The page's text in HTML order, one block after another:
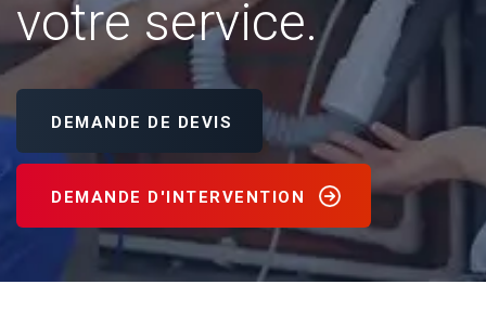
votre service.
DEMANDE DE DEVIS
DEMANDE D'INTERVENTION